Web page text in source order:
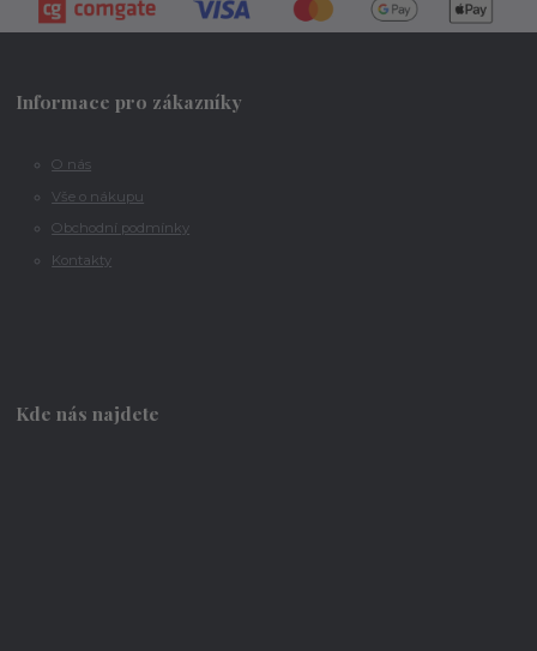
Informace pro zákazníky
O nás
Vše o nákupu
Obchodní podmínky
Kontakty
Kde nás najdete